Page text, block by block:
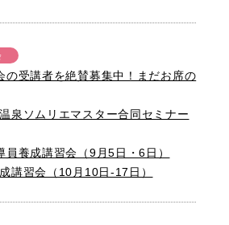
の受講者を絶賛募集中！まだお席の
泉ソムリエマスター合同セミナー
養成講習会（9月5日・6日）
講習会（10月10日-17日）